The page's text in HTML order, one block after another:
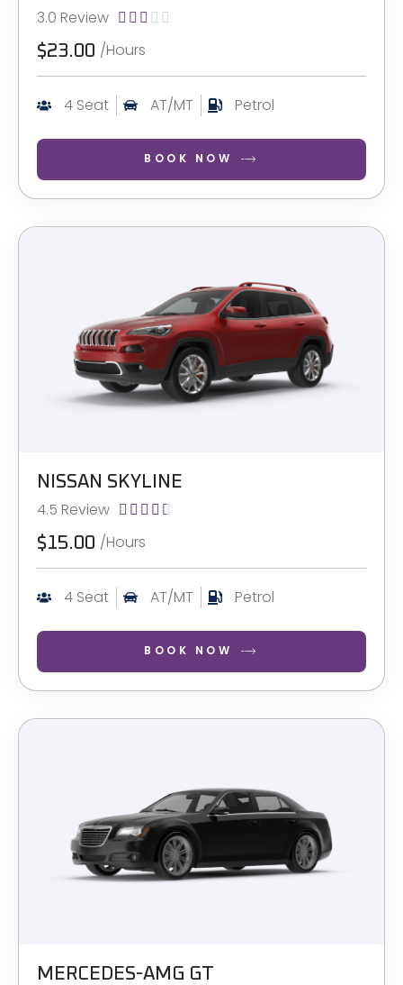
3.0 Review     
$23.00 /Hours
4 Seat AT/MT Petrol
BOOK NOW
NISSAN SKYLINE
4.5 Review     
$15.00 /Hours
4 Seat AT/MT Petrol
BOOK NOW
MERCEDES-AMG GT